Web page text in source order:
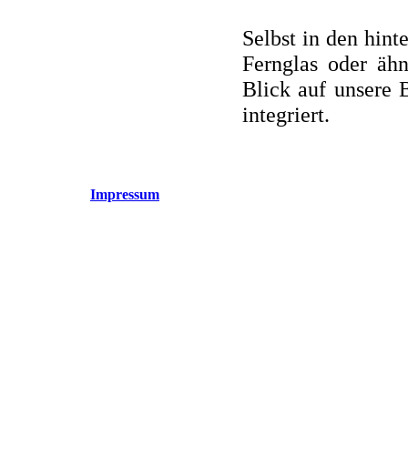
Selbst in den
Fernglas oder
Blick auf unsere
integriert.
Impressum